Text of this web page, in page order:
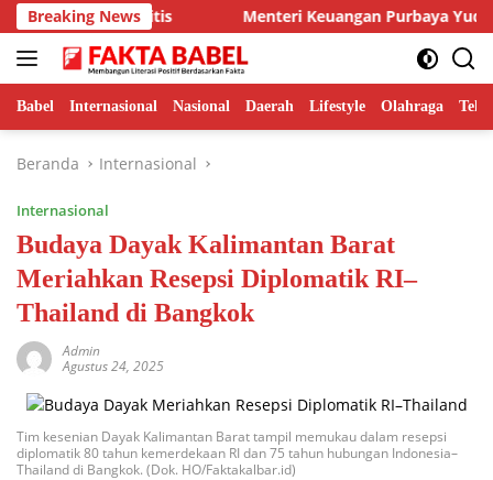
Langsung
ke
konten
Breaking News
Alarm Kritis Menteri Keuangan Purbaya Yudhi
Babel Internasional Nasional Daerah Lifestyle Olahraga
Beranda Internasional
Internasional
Budaya Dayak Kalimantan Barat
Meriahkan Resepsi Diplomatik RI–
Thailand di Bangkok
Admin
Agustus 24, 2025
Tim kesenian Dayak Kalimantan Barat tampil memukau dalam resepsi
diplomatik 80 tahun kemerdekaan RI dan 75 tahun hubungan Indonesia–
Thailand di Bangkok. (Dok. HO/Faktakalbar.id)